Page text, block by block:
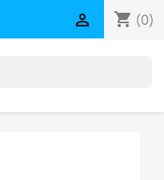
shopping_cart (0)
